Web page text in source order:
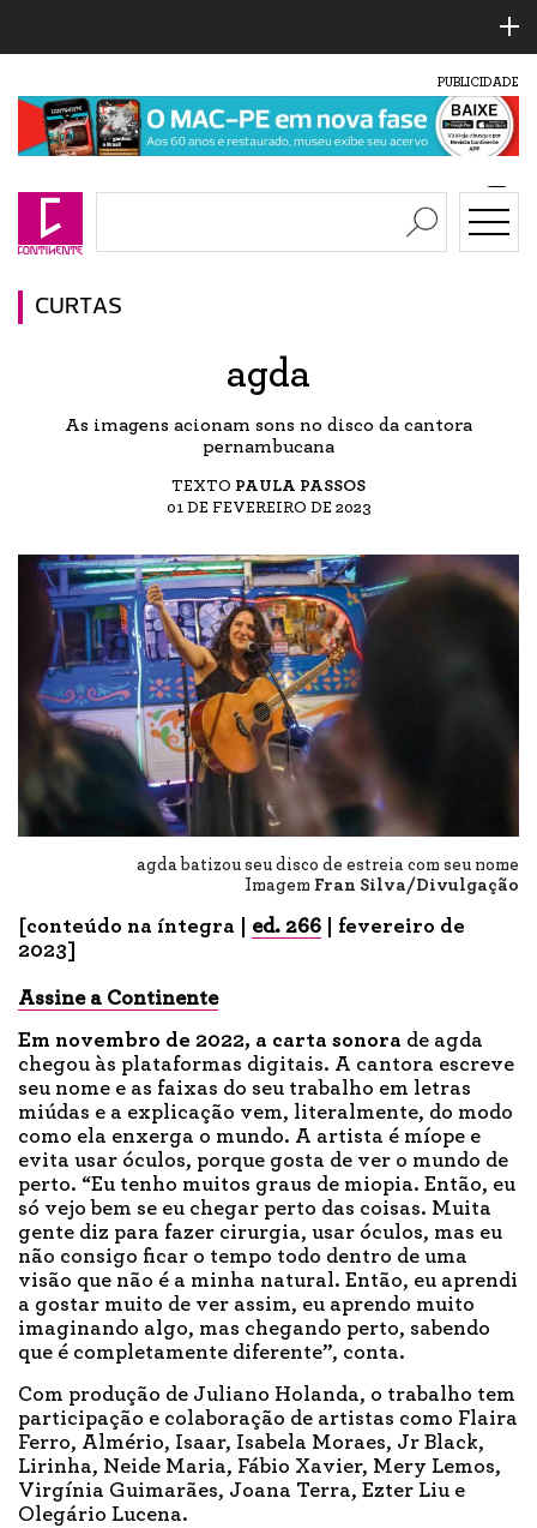
PUBLICIDADE
CURTAS
agda
As imagens acionam sons no disco da cantora
pernambucana
TEXTO PAULA PASSOS
01 DE FEVEREIRO DE 2023
agda batizou seu disco de estreia com seu nome
Imagem Fran Silva/Divulgação
[conteúdo na íntegra | ed. 266 | fevereiro de
2023]
Assine a Continente
Em novembro de 2022, a carta sonora de agda
chegou às plataformas digitais. A cantora escreve
seu nome e as faixas do seu trabalho em letras
miúdas e a explicação vem, literalmente, do modo
como ela enxerga o mundo. A artista é míope e
evita usar óculos, porque gosta de ver o mundo de
perto. “Eu tenho muitos graus de miopia. Então, eu
só vejo bem se eu chegar perto das coisas. Muita
gente diz para fazer cirurgia, usar óculos, mas eu
não consigo ficar o tempo todo dentro de uma
visão que não é a minha natural. Então, eu aprendi
a gostar muito de ver assim, eu aprendo muito
imaginando algo, mas chegando perto, sabendo
que é completamente diferente”, conta.
Com produção de Juliano Holanda, o trabalho tem
participação e colaboração de artistas como Flaira
Ferro, Almério, Isaar, Isabela Moraes, Jr Black,
Lirinha, Neide Maria, Fábio Xavier, Mery Lemos,
Virgínia Guimarães, Joana Terra, Ezter Liu e
Olegário Lucena.